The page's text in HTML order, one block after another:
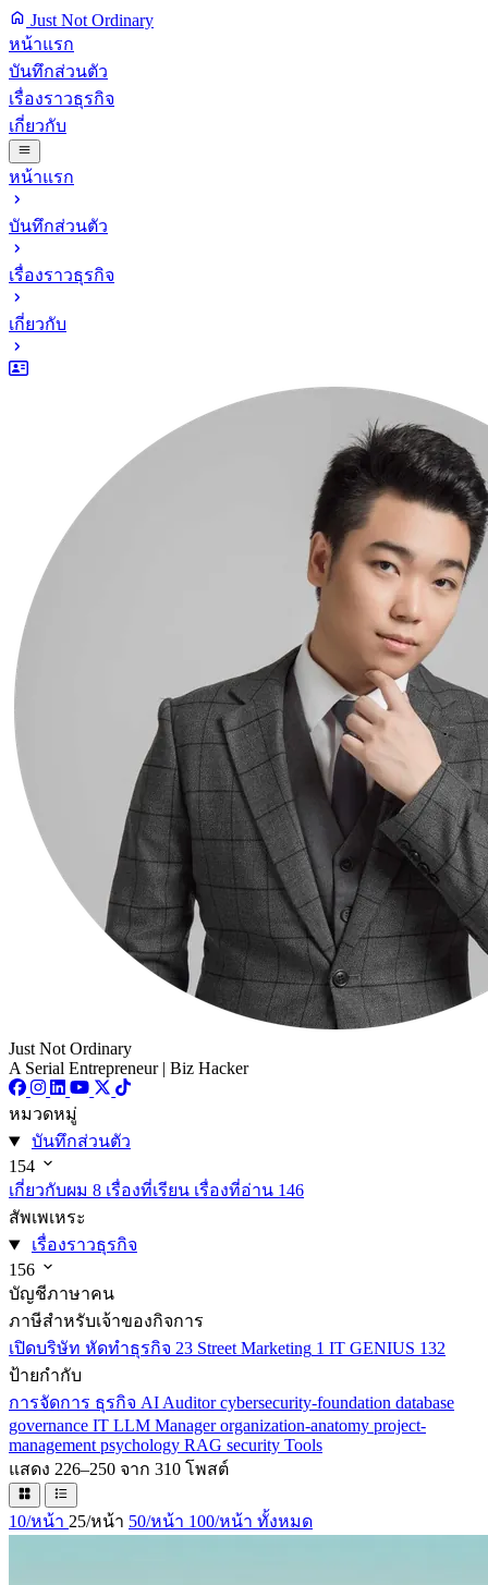
Just Not Ordinary
หน้าแรก
บันทึกส่วนตัว
เรื่องราวธุรกิจ
เกี่ยวกับ
หน้าแรก
บันทึกส่วนตัว
เรื่องราวธุรกิจ
เกี่ยวกับ
Just Not Ordinary
A Serial Entrepreneur | Biz Hacker
หมวดหมู่
บันทึกส่วนตัว
154
เกี่ยวกับผม 8 เรื่องที่เรียน เรื่องที่อ่าน 146
สัพเพเหระ
เรื่องราวธุรกิจ
156
บัญชีภาษาคน
ภาษีสำหรับเจ้าของกิจการ
เปิดบริษัท หัดทำธุรกิจ 23 Street Marketing 1 IT GENIUS 132
ป้ายกำกับ
การจัดการ ธุรกิจ AI Auditorcybersecurity-foundation database
governance IT LLM Managerorganization-anatomy project-
management psychology RAG security Tools
แสดง 226–250 จาก 310 โพสต์
10/หน้า 25/หน้า 50/หน้า 100/หน้า ทั้งหมด